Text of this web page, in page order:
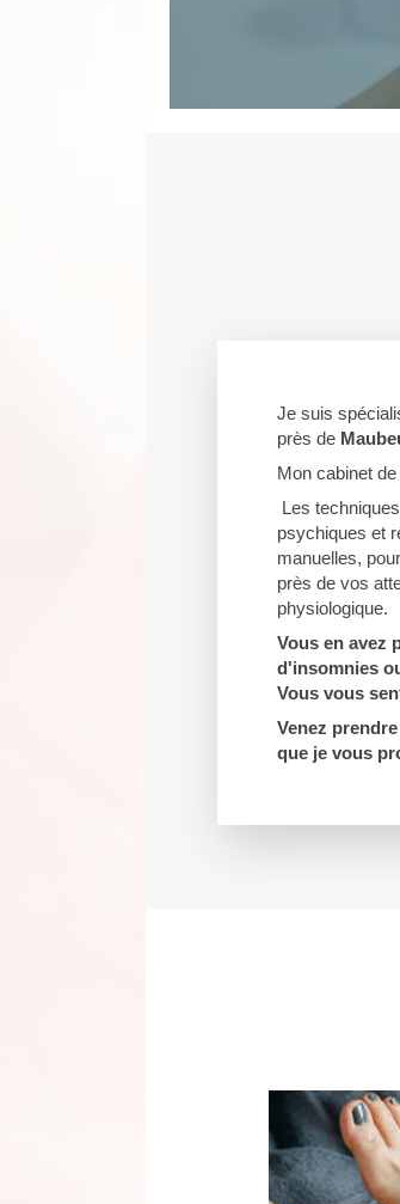
Je suis
près de
Mon cabinet
Les
psychiques et
manuelles,
près de vos
physiologique.
Vous en avez
d'insomnies
Vous vous
Venez
que je vous